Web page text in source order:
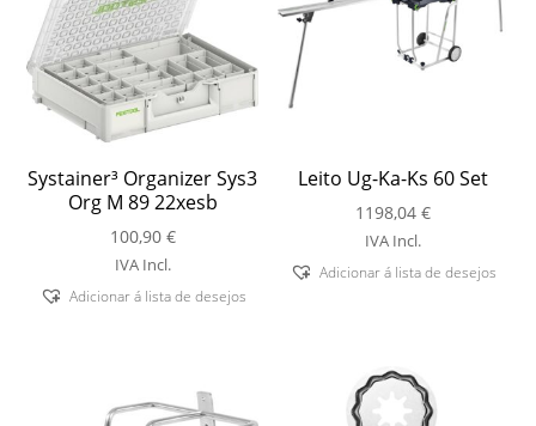
Systainer³ Organizer Sys3
Org M 89 22xesb
100,90 €
IVA Incl.
Adicionar á lista de desejos
Leito Ug-Ka-Ks 60 Set
1198,04€
IVA Incl.
Adicionar á lista de desejos